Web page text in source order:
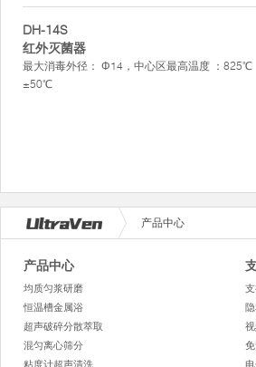
DH-14S
红外灭菌器
最大消毒外径： Φ14，中心区最高温度 ：825℃
±50℃
产品中心
产品中心
均质匀浆研磨
恒温槽金属浴
超声破碎分散萃取
混匀离心筛分
粘度计超声清洗